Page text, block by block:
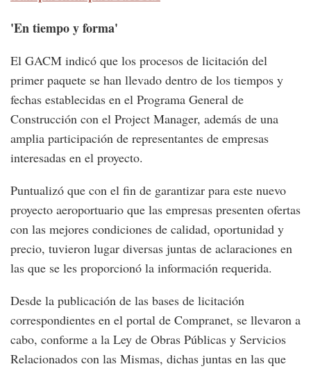
'En tiempo y forma'
El GACM indicó que los procesos de licitación del
primer paquete se han llevado dentro de los tiempos y
fechas establecidas en el Programa General de
Construcción con el Project Manager, además de una
amplia participación de representantes de empresas
interesadas en el proyecto.
Puntualizó que con el fin de garantizar para este nuevo
proyecto aeroportuario que las empresas presenten ofertas
con las mejores condiciones de calidad, oportunidad y
precio, tuvieron lugar diversas juntas de aclaraciones en
las que se les proporcionó la información requerida.
Desde la publicación de las bases de licitación
correspondientes en el portal de Compranet, se llevaron a
cabo, conforme a la Ley de Obras Públicas y Servicios
Relacionados con las Mismas, dichas juntas en las que